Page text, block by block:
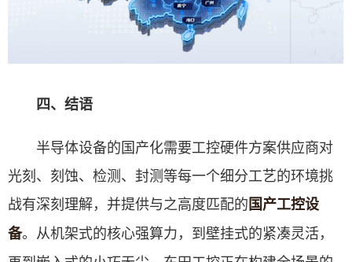
四、结语
半导体设备的国产化需要工控硬件方案供应商对
光刻、刻蚀、检测、封测等每一个细分工艺的环境挑
战有深刻理解，并提供与之高度匹配的国产工控设
备。从机架式的核心强算力，到壁挂式的紧凑灵活，